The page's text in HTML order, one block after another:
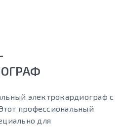
электрокардиограф с
профессиональный
для